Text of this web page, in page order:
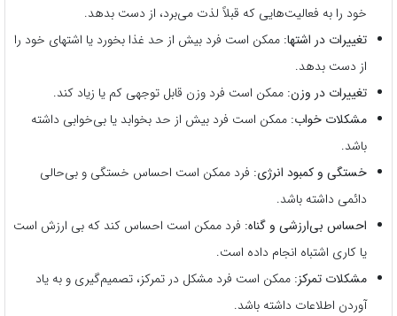
خود را به فعالیت‌هایی که قبلاً لذت می‌برد، از دست بدهد.
تغییرات در اشتها: ممکن است فرد بیش از حد غذا بخورد یا اشتهای خود را
از دست بدهد.
تغییرات در وزن: ممکن است فرد وزن قابل توجهی کم یا زیاد کند.
مشکلات خواب: ممکن است فرد بیش از حد بخوابد یا بی‌خوابی داشته
باشد.
خستگی و کمبود انرژی: فرد ممکن است احساس خستگی و بی‌حالی
دائمی داشته باشد.
احساس بی‌ارزشی و گناه: فرد ممکن است احساس کند که بی ارزش است
یا کاری اشتباه انجام داده است.
مشکلات تمرکز: ممکن است فرد مشکل در تمرکز، تصمیم‌گیری و به یاد
آوردن اطلاعات داشته باشد.